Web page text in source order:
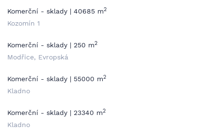
Komerční - sklady | 40685 m2
Kozomín 1
Komerční - sklady | 250 m2
Modřice, Evropská
Komerční - sklady | 55000 m2
Kladno
Komerční - sklady | 23340 m2
Kladno